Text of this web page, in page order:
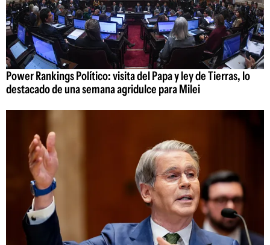
Power Rankings Político: visita del Papa y ley de Tierras, lo
destacado de una semana agridulce para Milei